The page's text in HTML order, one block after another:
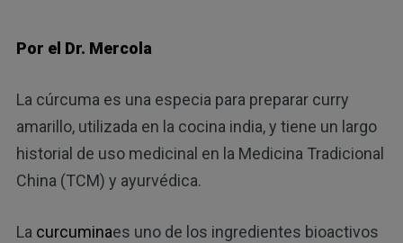
Por el Dr. Mercola
La cúrcuma es una especia para preparar curry
amarillo, utilizada en la cocina india, y tiene un largo
historial de uso medicinal en la Medicina Tradicional
China (TCM) y ayurvédica.
La curcuminaes uno de los ingredientes bioactivos